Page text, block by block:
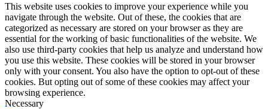
This website uses cookies to improve your experience while you
navigate through the website. Out of these, the cookies that are
categorized as necessary are stored on your browser as they are
essential for the working of basic functionalities of the website. We
also use third-party cookies that help us analyze and understand how
you use this website. These cookies will be stored in your browser
only with your consent. You also have the option to opt-out of these
cookies. But opting out of some of these cookies may affect your
browsing experience.
Necessary